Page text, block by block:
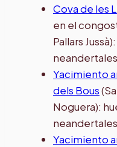
Cova de les
en el
Pallars
Yacimiento
dels Bous
Noguera):
Yacimiento